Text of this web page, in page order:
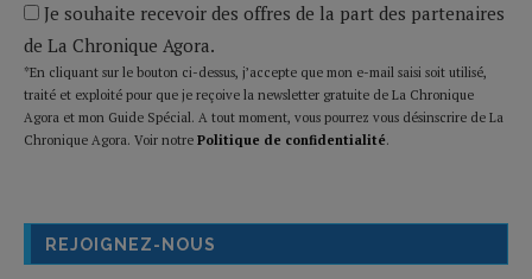
Je souhaite recevoir des offres de la part des partenaires
de La Chronique Agora.
*En cliquant sur le bouton ci-dessus, j’accepte que mon e-mail saisi soit utilisé,
traité et exploité pour que je reçoive la newsletter gratuite de La Chronique
Agora et mon Guide Spécial. A tout moment, vous pourrez vous désinscrire de La
Chronique Agora. Voir notre Politique de confidentialité.
REJOIGNEZ-NOUS